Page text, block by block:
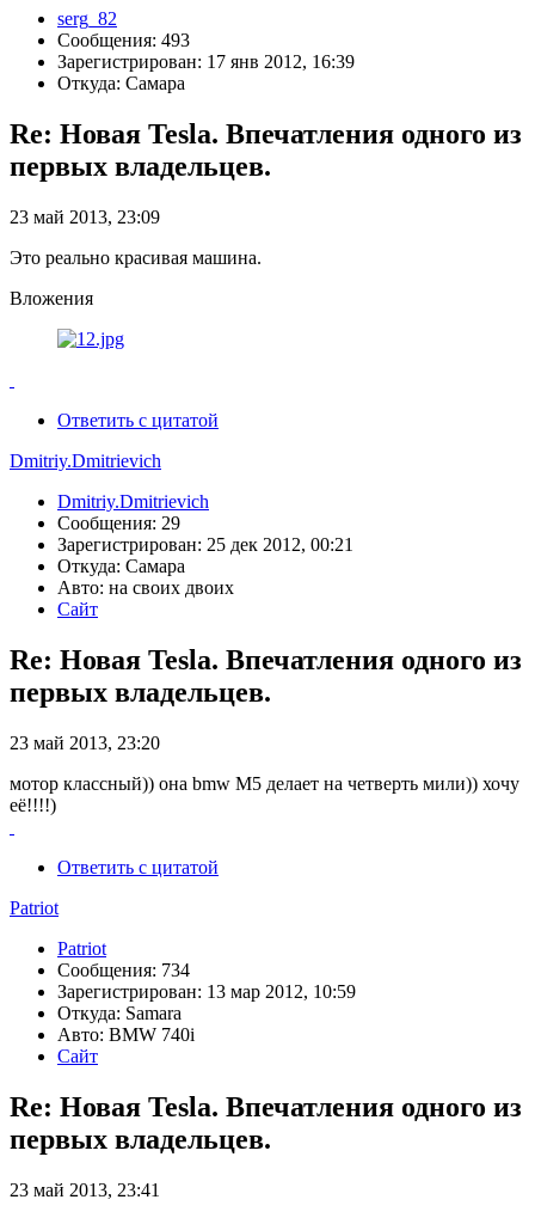
serg_82
Сообщения: 493
Зарегистрирован: 17 янв 2012, 16:39
Откуда: Самара
Re: Новая Tesla. Впечатления одного из
первых владельцев.
23 май 2013, 23:09
Это реально красивая машина.
Вложения
Ответить с цитатой
Dmitriy.Dmitrievich
Dmitriy.Dmitrievich
Сообщения: 29
Зарегистрирован: 25 дек 2012, 00:21
Откуда: Самара
Авто: на своих двоих
Сайт
Re: Новая Tesla. Впечатления одного из
первых владельцев.
23 май 2013, 23:20
мотор классный)) она bmw М5 делает на четверть мили)) хочу
её!!!!)
Ответить с цитатой
Patriot
Patriot
Сообщения: 734
Зарегистрирован: 13 мар 2012, 10:59
Откуда: Samara
Авто: BMW 740i
Сайт
Re: Новая Tesla. Впечатления одного из
первых владельцев.
23 май 2013, 23:41